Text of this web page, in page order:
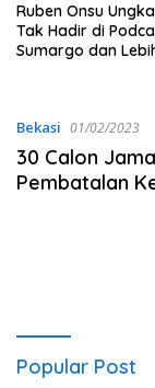
Ruben Onsu
Tak Hadir di
Sumargo dan
Bekasi 01/02/2023
30 Calon
Pembatalan
Popular Post